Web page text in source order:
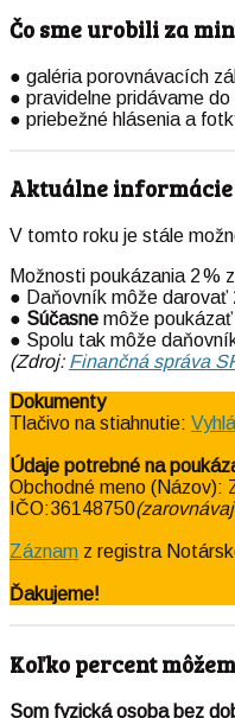
Čo sme urobili za
● galéria porovnávacích
● pravidelne pridávame
● priebežné hlásenia a
Aktuálne informácie
V tomto roku je stále
Možnosti poukázania 2 %
● Daňovník môže darovať
● Súčasne môže
● Spolu tak môže
(Zdroj: Finančná správa
Dokumenty
Tlačivo na stiahnutie:
Údaje potrebné na
Obchodné meno (Názov):
IČO:36148750
Záznam z registra
Ďakujeme!
Koľko percent
Som fyzická osoba bez